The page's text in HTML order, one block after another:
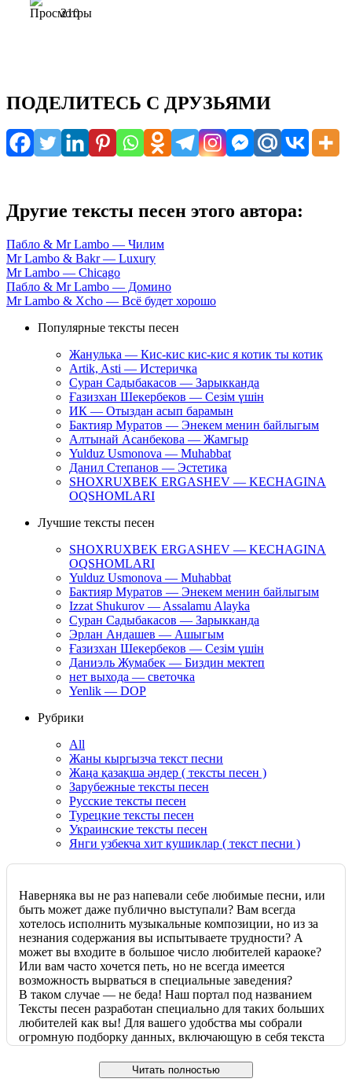
210
ПОДЕЛИТЕСЬ С ДРУЗЬЯМИ
Другие тексты песен этого автора:
Пабло & Mr Lambo — Чилим
Mr Lambo & Bakr — Luxury
Mr Lambo — Chicago
Пабло & Mr Lambo — Домино
Mr Lambo & Xcho — Всё будет хорошо
Популярные тексты песен
Жанулька — Кис-кис кис-кис я котик ты котик
Artik, Asti — Истеричка
Суран Садыбакасов — Зарыкканда
Ғазизхан Шекербеков — Сезім үшін
ИК — Отыздан асып барамын
Бактияр Муратов — Энекем менин байлыгым
Алтынай Асанбекова — Жамгыр
Yulduz Usmonova — Muhabbat
Данил Степанов — Эстетика
SHOXRUXBEK ERGASHEV — KECHAGINA
OQSHOMLARI
Лучшие тексты песен
SHOXRUXBEK ERGASHEV — KECHAGINA
OQSHOMLARI
Yulduz Usmonova — Muhabbat
Бактияр Муратов — Энекем менин байлыгым
Izzat Shukurov — Assalamu Alayka
Суран Садыбакасов — Зарыкканда
Эрлан Андашев — Ашыгым
Ғазизхан Шекербеков — Сезім үшін
Даниэль Жумабек — Биздин мектеп
нет выхода — светочка
Yenlik — DOP
Рубрики
All
Жаны кыргызча текст песни
Жаңа қазақша әндер ( тексты песен )
Зарубежные тексты песен
Русские тексты песен
Турецкие тексты песен
Украинские тексты песен
Янги узбекча хит кушиклар ( текст песни )
Наверняка вы не раз напевали себе любимые песни, или
быть может даже публично выступали? Вам всегда
хотелось исполнить музыкальные композиции, но из за
незнания содержания вы испытываете трудности? А
может вы входите в большое число любителей караоке?
Или вам часто хочется петь, но не всегда имеется
возможность вырваться в специальные заведения?
В таком случае — не беда! Наш портал под названием
Тексты песен разработан специально для таких больших
любителей как вы! Для вашего удобства мы собрали
огромную подборку данных, включающую в себя текста
Вам больше не придётся выезжать куда либо или
дожидаться, пока все ваши друзья соберутся вместе!
Читать полностью